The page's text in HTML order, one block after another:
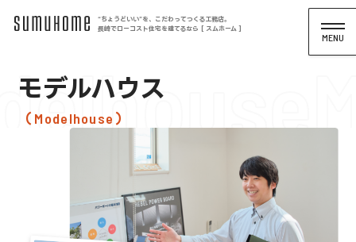
“ちょうどいい”を、こだわってつくる工務店。
長崎でローコスト住宅を建てるなら [ スムホーム ]
モデルハウス
Modelhouse